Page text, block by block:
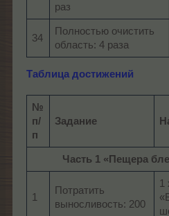
раз
34
Полностью очистить
область: 4 раза
Таблица достижений
№
п/
п
Задание
Часть 1 «Пещера
1
Потратить
выносливость: 200
1